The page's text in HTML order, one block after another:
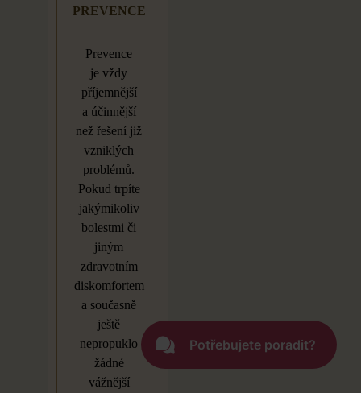
PREVENCE
Prevence
je vždy
příjemnější
a účinnější
než řešení již
vzniklých
problémů.
Pokud trpíte
jakýmikoliv
bolestmi či
jiným
zdravotním
diskomfortem
a současně
ještě
nepropuklo
žádné
vážnější